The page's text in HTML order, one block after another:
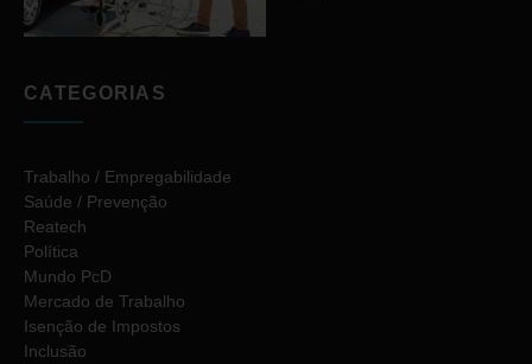
CATEGORIAS
Trabalho / Empregabilidade
Saúde / Prevenção
Reatech
Política
Mundo PcD
Mercado de Trabalho
Isenção de Impostos
Inclusão